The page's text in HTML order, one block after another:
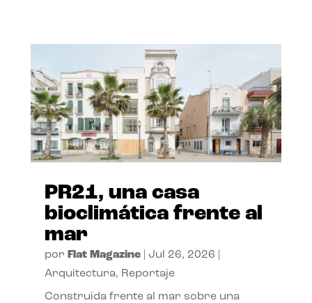
PR21, una casa
bioclimática frente al
mar
por Flat Magazine| Jul 26, 2026
Arquitectura, Reportaje
Construida frente al mar sobre una